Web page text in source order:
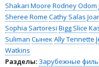
Shakari Moore Rodney Odom
Sheree Rome Cathy Salas
Sophia Sartoresi Bigg Slice
Suliman Сынек Ally Tennette
Watkins
Разделы: Зарубежные